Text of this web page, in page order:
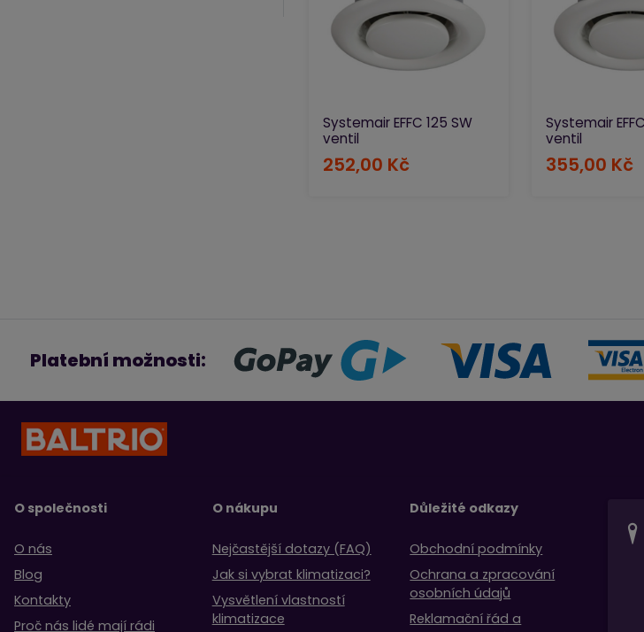
Systemair EFFC 125 SW
ventil
252,00 Kč
Systemair
ventil
355,00 Kč
Platební možnosti:
O společnosti
O nás
Blog
Kontakty
Proč nás lidé mají rádi
O nákupu
Nejčastější dotazy (FAQ)
Jak si vybrat klimatizaci?
Vysvětlení vlastností
klimatizace
Důležité odkazy
Obchodní podmínky
Ochrana a zpracování
osobních údajů
Reklamační řád a